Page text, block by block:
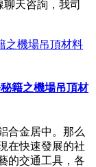
聊天咨詢，我司
籍之機場吊頂材
合金居中。那么
在快速發展的社
的交通工具，各